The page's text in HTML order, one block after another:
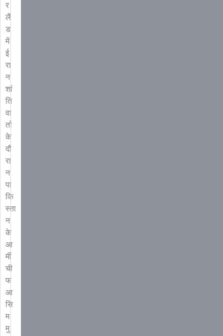
र
लैं
ड
में
ई
रा
न
शां
ति
वा
र्ता
के
दौ
रा
न
पा
कि
स्ता
न
के
आ
र्मी
ची
फ
आ
सि
म
मु